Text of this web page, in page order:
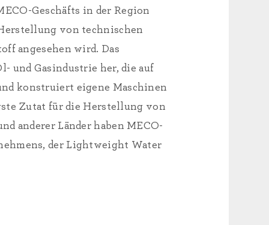
Geschäfts in der Region
von technischen
angesehen wird. Das
und Gasindustrie her, die auf
konstruiert eigene Maschinen
Zutat für die Herstellung von
anderer Länder haben MECO-
der Lightweight Water